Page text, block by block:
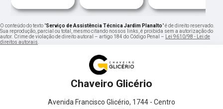
O conteúdo do texto "Serviço de Assistência Técnica Jardim Planalto" é de direito reservado.
Sua reprodução, parcial ou total, mesmo citando nossos links, é proibida sem a autorização do
autor. Crime de violação de direito autoral – artigo 184 do Código Penal – Lei 9610/98 - Lei de
direitos autorais.
Chaveiro Glicério
Avenida Francisco Glicério, 1744 - Centro